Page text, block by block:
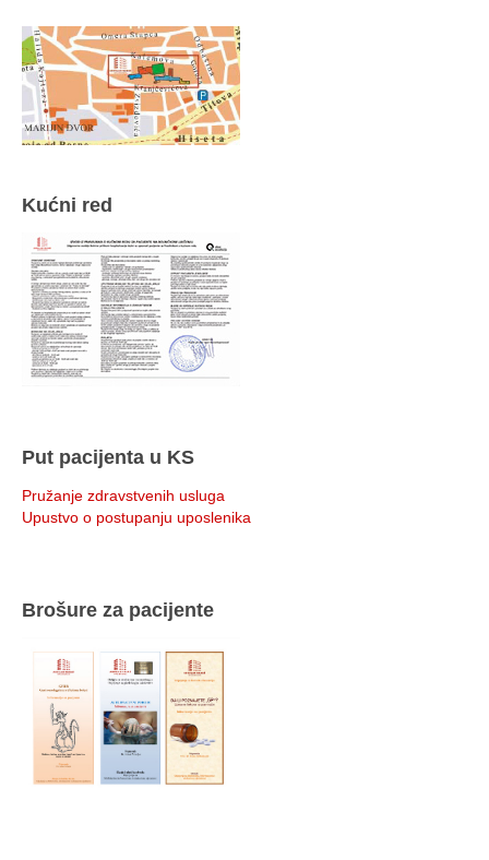
Kućni red
Put pacijenta u KS
Pružanje zdravstvenih usluga
Upustvo o postupanju uposlenika
Brošure za pacijente